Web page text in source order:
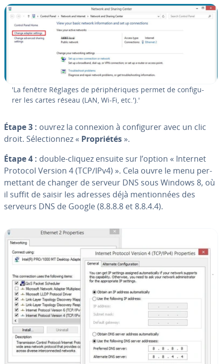
'La fenêtre Réglages de pé­ri­phé­riques permet de con­fi­gu­
rer les cartes réseau (LAN, Wi-Fi, etc.').'
Étape 3 : ouvrez la connexion à con­fi­gu­rer avec un clic
droit. Sé­lec­tion­nez « Pro­prié­tés ».
Étape 4 : double-cliquez ensuite sur l’option « Internet
Protocol Version 4 (TCP/IPv4) ». Cela ouvre le menu per­
met­tant de changer de serveur DNS sous Windows 8, où
il suffit de saisir les adresses déjà men­tion­nées des
serveurs DNS de Google (8.8.8.8 et 8.8.4.4).